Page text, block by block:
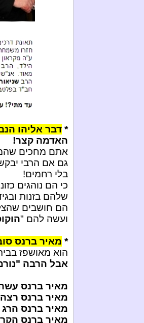
* דבר אליהו הנביא
האדמה קצר!
אתם מחכים
גם אם הרבי
בלי רחמים!
כי הם נוהגים
שלהם בזנות
הם חושבים
ועשה להם "
* מאיר ברנס
הוא מאושפז
אבל הרבה
מאיר ברנס
מאיר ברנס
מאיר ברנס
מאיר ברנס